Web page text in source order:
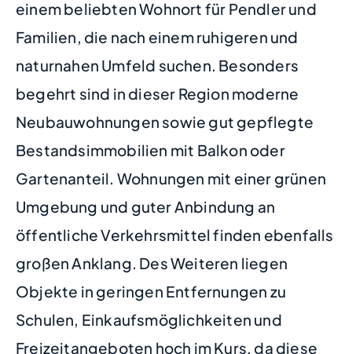
einem beliebten Wohnort für Pendler und
Familien, die nach einem ruhigeren und
naturnahen Umfeld suchen. Besonders
begehrt sind in dieser Region moderne
Neubauwohnungen sowie gut gepflegte
Bestandsimmobilien mit Balkon oder
Gartenanteil. Wohnungen mit einer grünen
Umgebung und guter Anbindung an
öffentliche Verkehrsmittel finden ebenfalls
großen Anklang. Des Weiteren liegen
Objekte in geringen Entfernungen zu
Schulen, Einkaufsmöglichkeiten und
Freizeitangeboten hoch im Kurs, da diese